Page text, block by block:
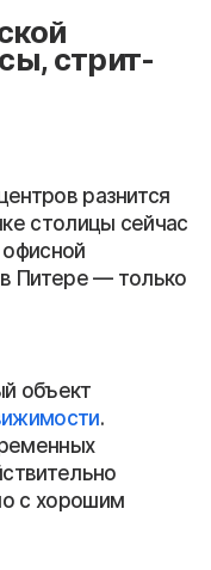
стрит-
разнится
столицы сейчас
Питере — только
объект
.
с хорошим